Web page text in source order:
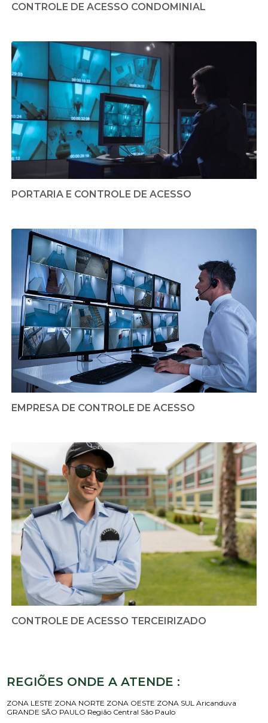
CONTROLE DE ACESSO CONDOMINIAL
PORTARIA E CONTROLE DE ACESSO
EMPRESA DE CONTROLE DE ACESSO
CONTROLE DE ACESSO TERCEIRIZADO
REGIÕES ONDE A ATENDE :
ZONA LESTE ZONA NORTE ZONA OESTE ZONA SUL Aricanduva
GRANDE SÃO PAULO Região Central São Paulo